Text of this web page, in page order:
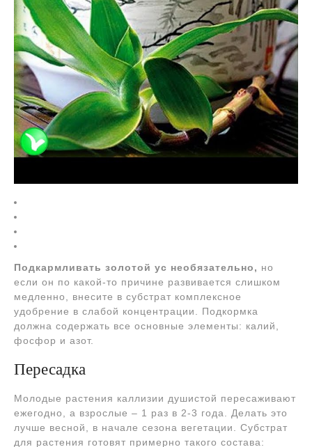
Подкармливать золотой ус необязательно, но
если он по какой-то причине развивается слишком
медленно, внесите в субстрат комплексное
удобрение в слабой концентрации. Подкормка
должна содержать все основные элементы: калий,
фосфор и азот.
Пересадка
Молодые растения каллизии душистой пересаживают
ежегодно, а взрослые – 1 раз в 2-3 года. Делать это
лучше весной, в начале сезона вегетации. Субстрат
для растения готовят примерно такого состава: